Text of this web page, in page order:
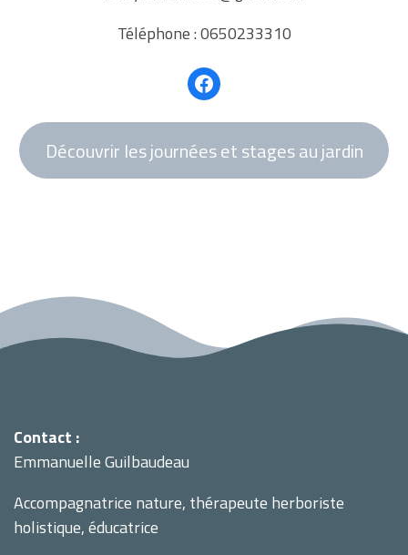
Téléphone : 0650233310
Facebook
Découvrir les journées et stages au jardin
Contact :
Emmanuelle Guilbaudeau
Accompagnatrice nature, thérapeute herboriste
holistique, éducatrice